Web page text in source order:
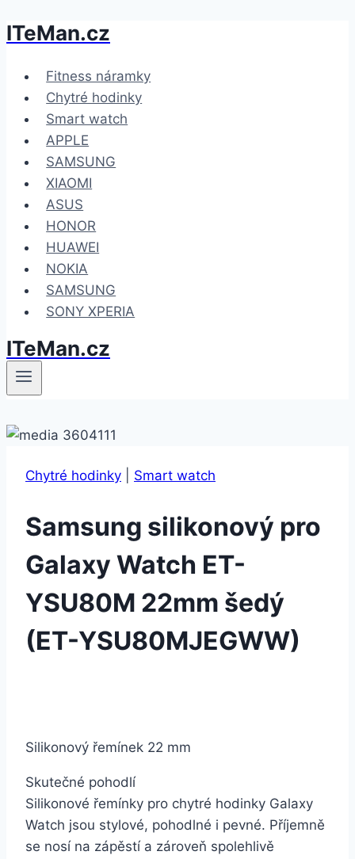
Přeskočit
obsah
ITeMan.cz
Fitness náramky
Chytré hodinky
Smart watch
APPLE
SAMSUNG
XIAOMI
ASUS
HONOR
HUAWEI
NOKIA
SAMSUNG
SONY XPERIA
ITeMan.cz
Chytré hodinky Smart watch
Samsung silikonový pro
Galaxy Watch ET-
YSU80M 22mm šedý
(ET-YSU80MJEGWW)
Silikonový řemínek 22 mm
Skutečné pohodlí
Silikonové řemínky pro chytré hodinky Galaxy
Watch jsou stylové, pohodlné i pevné. Příjemně
se nosí na zápěstí a zároveň spolehlivě